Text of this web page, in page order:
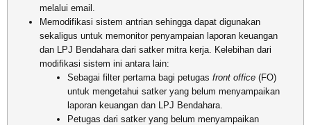
melalui email.
Memodifikasi sistem antrian sehingga dapat digunakan
sekaligus untuk memonitor penyampaian laporan keuangan
dan LPJ Bendahara dari satker mitra kerja. Kelebihan dari
modifikasi sistem ini antara lain:
Sebagai filter pertama bagi petugas front office (FO)
untuk mengetahui satker yang belum menyampaikan
laporan keuangan dan LPJ Bendahara.
Petugas dari satker yang belum menyampaikan